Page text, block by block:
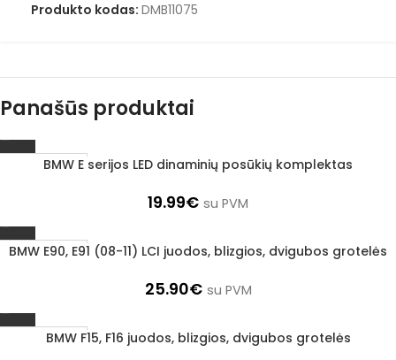
Produkto kodas: DMB11075
Panašūs produktai
1–3 D. D.
BMW E serijos LED dinaminių posūkių komplektas
19.99€ su PVM
1–3 D. D.
BMW E90, E91 (08-11) LCI juodos, blizgios, dvigubos grotelės
25.90€ su PVM
1–3 D. D.
BMW F15, F16 juodos, blizgios, dvigubos grotelės